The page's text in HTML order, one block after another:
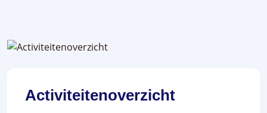
Activiteitenoverzicht